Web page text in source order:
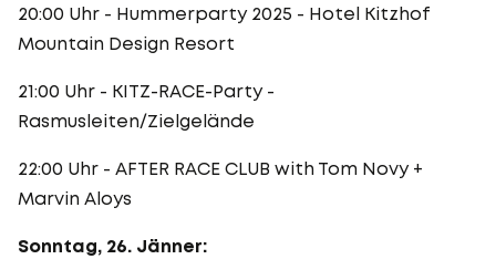
20:00 Uhr - Hummerparty 2025 - Hotel Kitzhof
Mountain Design Resort
21:00 Uhr - KITZ-RACE-Party -
Rasmusleiten/Zielgelände
22:00 Uhr - AFTER RACE CLUB with Tom Novy +
Marvin Aloys
Sonntag, 26. Jänner: